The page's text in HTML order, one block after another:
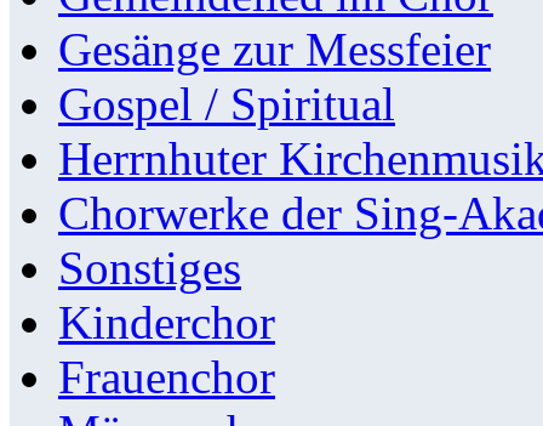
Gesänge zur Messfeier
Gospel / Spiritual
Herrnhuter
Chorwerke der Sing-
Sonstiges
Kinderchor
Frauenchor